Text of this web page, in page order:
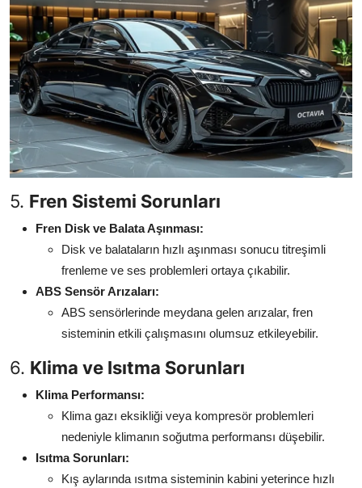
5. Fren Sistemi Sorunları
Fren Disk ve Balata Aşınması:
Disk ve balataların hızlı aşınması sonucu titreşimli
frenleme ve ses problemleri ortaya çıkabilir.
ABS Sensör Arızaları:
ABS sensörlerinde meydana gelen arızalar, fren
sisteminin etkili çalışmasını olumsuz etkileyebilir.
6. Klima ve Isıtma Sorunları
Klima Performansı:
Klima gazı eksikliği veya kompresör problemleri
nedeniyle klimanın soğutma performansı düşebilir.
Isıtma Sorunları:
Kış aylarında ısıtma sisteminin kabini yeterince hızlı